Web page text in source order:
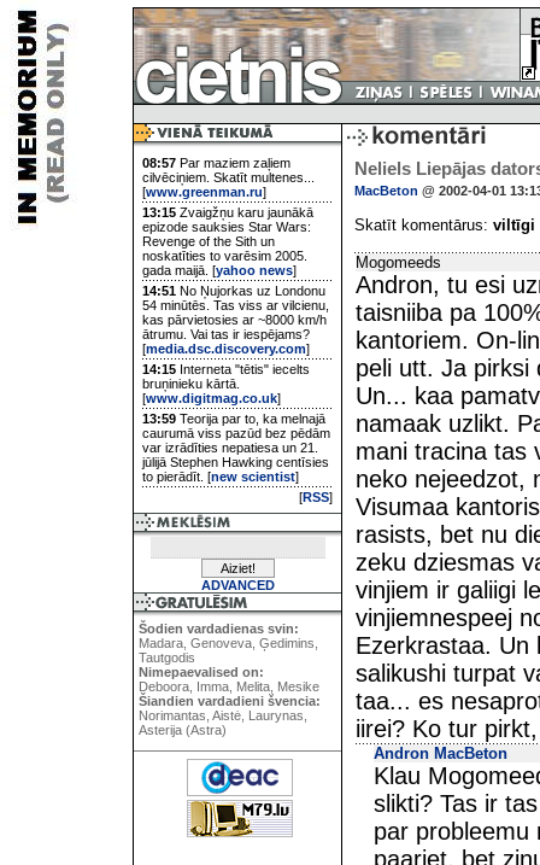
08:57 Par maziem zaļiem
cilvēciņiem. Skatīt multenes...
[www.greenman.ru]
13:15 Zvaigžņu karu jaunākā
epizode sauksies Star Wars:
Revenge of the Sith un
noskatīties to varēsim 2005.
gada maijā. [yahoo news]
14:51 No Ņujorkas uz Londonu
54 minūtēs. Tas viss ar vilcienu,
kas pārvietosies ar ~8000 km/h
ātrumu. Vai tas ir iespējams?
[media.dsc.discovery.com]
14:15 Interneta "tētis" iecelts
bruņinieku kārtā.
[www.digitmag.co.uk]
13:59 Teorija par to, ka melnajā
caurumā viss pazūd bez pēdām
var izrādīties nepatiesa un 21.
jūlijā Stephen Hawking centīsies
to pierādīt. [new scientist]
[RSS]
ADVANCED
Šodien vardadienas svin:
Madara, Genoveva, Ģedimins,
Tautgodis
Nimepaevalised on:
Deboora, Imma, Melita, Mesike
Šiandien vardadieni švencia:
Norimantas, Aistė, Laurynas,
Asterija (Astra)
Neliels Liepājas
MacBeton @ 2002-04-01
Skatīt komentārus: viltīgi
Mogomeeds
Andron, tu esi
taisniiba pa
kantoriem. On-
peli utt. Ja pirksi
Un... kaa
namaak uzlikt.
mani tracina tas
neko nejeedzot,
Visumaa
rasists, bet nu
zeku dziesmas
vinjiem ir galiigi
vinjiemnespeej
Ezerkrastaa. Un
salikushi turpat
taa... es
iirei? Ko tur
Andron MacBeton
Klau
slikti? Tas ir
par probleemu
paariet, bet